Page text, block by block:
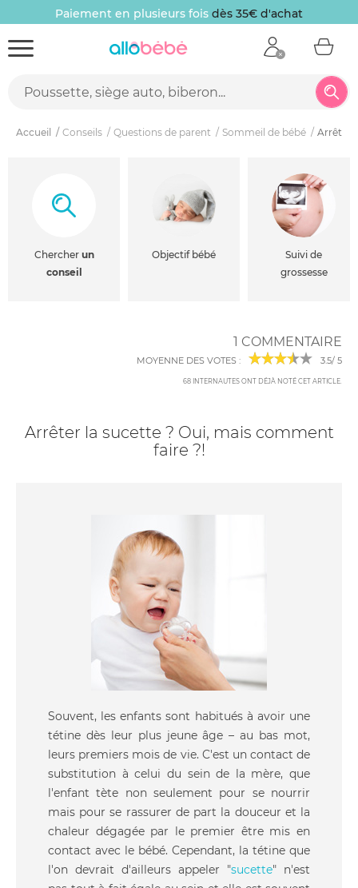
Paiement en plusieurs fois dès 35€ d'achat
Accueil Conseils Questions de parent Sommeil de bébé Arrêter
Chercher un
conseil
Objectif bébé
Suivi de
grossesse
1 COMMENTAIRE
MOYENNE DES VOTES : 3.5/ 5
68 INTERNAUTES ONT DÉJÀ NOTÉ CET ARTICLE.
Arrêter la sucette ? Oui, mais comment
faire ?!
Souvent, les enfants sont habitués à avoir une
tétine dès leur plus jeune âge – au bas mot,
leurs premiers mois de vie. C'est un contact de
substitution à celui du sein de la mère, que
l'enfant tète non seulement pour se nourrir
mais pour se rassurer de part la douceur et la
chaleur dégagée par le premier être mis en
contact avec le bébé. Cependant, la tétine que
l'on devrait d'ailleurs appeler "sucette" n'est